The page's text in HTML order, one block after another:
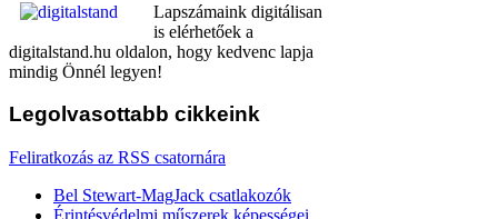
Lapszámaink digitálisan
is elérhetőek a
digitalstand.hu oldalon, hogy kedvenc lapja
mindig Önnél legyen!
Legolvasottabb cikkeink
Feliratkozás az RSS csatornára
Bel Stewart-MagJack csatlakozók
Érintésvédelmi műszerek képességei